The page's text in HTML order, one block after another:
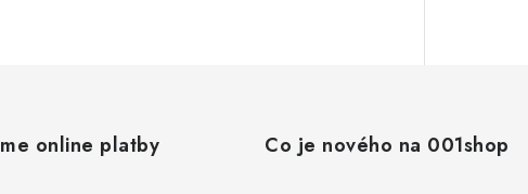
online platby Co je nového na 001shop